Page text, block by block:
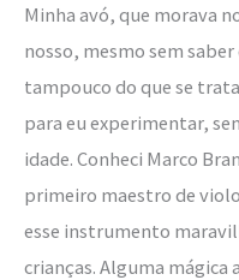
Minha avó, que morava
nosso, mesmo sem
tampouco do que se
para eu experimentar,
idade. Conheci Marco
primeiro maestro de
esse instrumento
crianças. Alguma mágica